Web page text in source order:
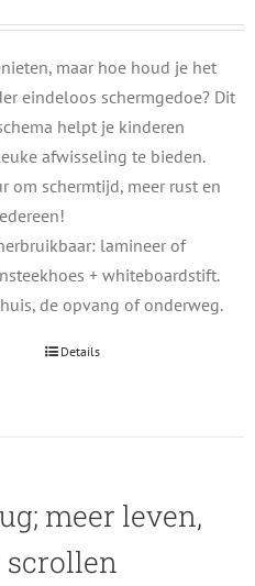
maar hoe houd je het
eindeloos schermgedoe? Dit
helpt je kinderen
afwisseling te bieden.
om schermtijd, meer rust en
lamineer of
+ whiteboardstift.
de opvang of onderweg.
Details
meer leven,